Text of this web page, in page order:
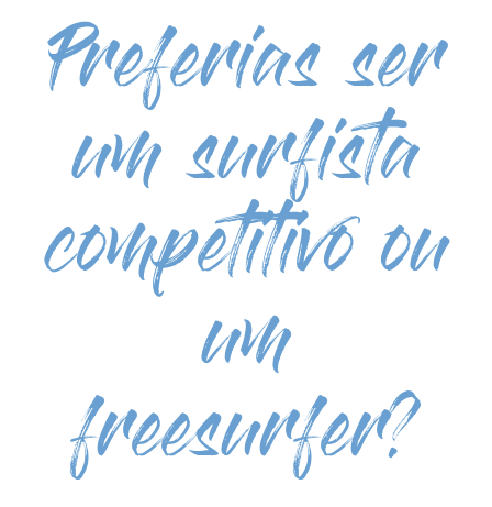
Preferias ser
um surfista
competitivo ou
um
freesurfer?